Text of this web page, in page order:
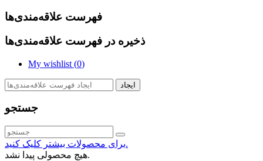
فهرست علاقه‌مندی‌ها
ذخیره در فهرست علاقه‌مندی‌ها
My wishlist (0)
ایجاد
جستجو
برای محصولات بیشتر کلیک کنید.
هیچ محصولی پیدا نشد.